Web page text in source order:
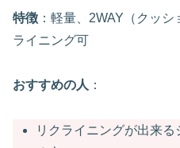
特徴 ：軽量、2WAY（クッ
ライニング可
おすすめの人 ：
リクライニングが出来